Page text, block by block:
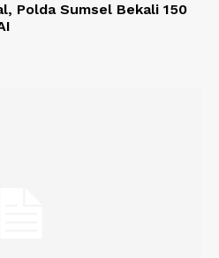
Polda Sumsel Bekali 150